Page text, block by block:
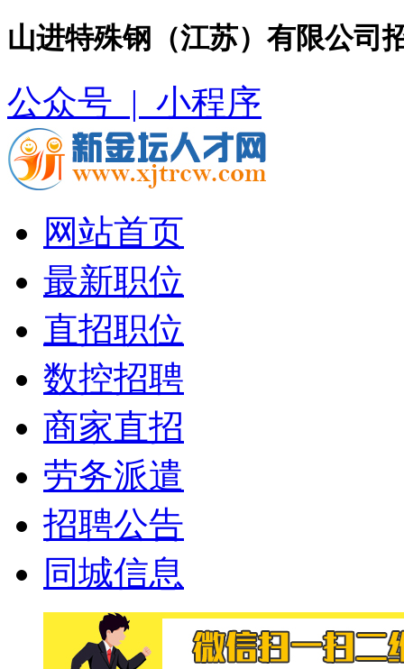
山进特殊钢（江苏）有限公司
公众号 | 小程序
网站首页
最新职位
直招职位
数控招聘
商家直招
劳务派遣
招聘公告
同城信息